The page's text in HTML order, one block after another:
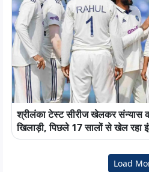
श्रीलंका टेस्ट सीरीज खेलकर संन्यास
खिलाड़ी, पिछले 17 सालों से खेल रहा
Load